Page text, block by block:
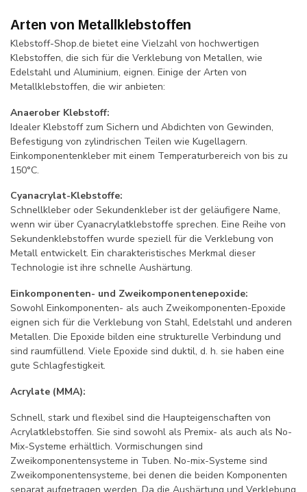
Arten von Metallklebstoffen
Klebstoff-Shop.de bietet eine Vielzahl von hochwertigen
Klebstoffen, die sich für die Verklebung von Metallen, wie
Edelstahl und Aluminium, eignen. Einige der Arten von
Metallklebstoffen, die wir anbieten:
Anaerober Klebstoff:
Idealer Klebstoff zum Sichern und Abdichten von Gewinden,
Befestigung von zylindrischen Teilen wie Kugellagern.
Einkomponentenkleber mit einem Temperaturbereich von bis zu
150°C.
Cyanacrylat-Klebstoffe:
Schnellkleber oder Sekundenkleber ist der geläufigere Name,
wenn wir über Cyanacrylatklebstoffe sprechen. Eine Reihe von
Sekundenklebstoffen wurde speziell für die Verklebung von
Metall entwickelt. Ein charakteristisches Merkmal dieser
Technologie ist ihre schnelle Aushärtung.
Einkomponenten- und Zweikomponentenepoxide:
Sowohl Einkomponenten- als auch Zweikomponenten-Epoxide
eignen sich für die Verklebung von Stahl, Edelstahl und anderen
Metallen. Die Epoxide bilden eine strukturelle Verbindung und
sind raumfüllend. Viele Epoxide sind duktil, d. h. sie haben eine
gute Schlagfestigkeit.
Acrylate (MMA):
Schnell, stark und flexibel sind die Haupteigenschaften von
Acrylatklebstoffen. Sie sind sowohl als Premix- als auch als No-
Mix-Systeme erhältlich. Vormischungen sind
Zweikomponentensysteme in Tuben. No-mix-Systeme sind
Zweikomponentensysteme, bei denen die beiden Komponenten